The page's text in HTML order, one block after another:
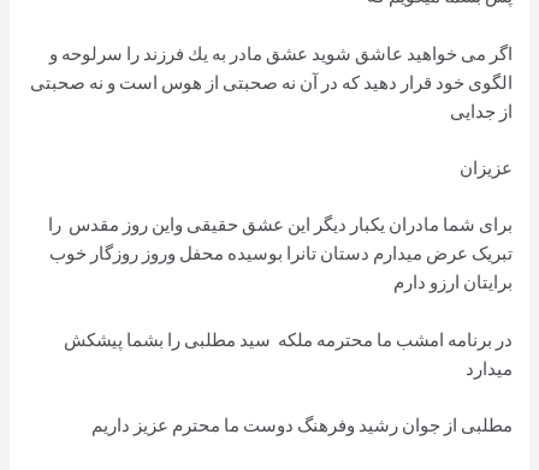
اگر می خواهيد عاشق شويد عشق مادر به يك فرزند را سرلوحه و
الگوی خود قرار دهيد كه در آن نه صحبتی از هوس است و نه صحبتی
از جدايی
عزیزان
برای شما مادران یکبار دیگر این عشق حقیقی واین روز مقدس را
تبریک عرض میدارم دستان تانرا بوسیده محفل وروز روزگار خوب
برایتان ارزو دارم
در برنامه امشب ما محترمه ملکه سید مطلبی را بشما پیشکش
میدارد
مطلبی از جوان رشید وفرهنگ دوست ما محترم عزیز داریم